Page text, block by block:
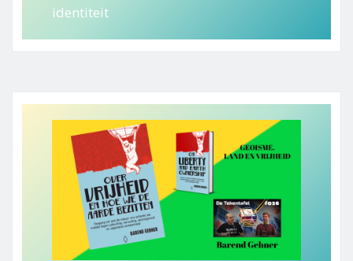
identiteit